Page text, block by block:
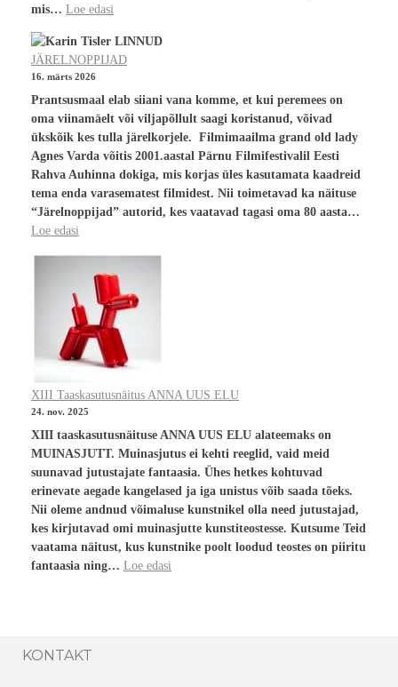
mis… Loe edasi
JÄRELNOPPIJAD
16. märts 2026
Prantsusmaal elab siiani vana komme, et kui peremees on
oma viinamäelt või viljapõllult saagi koristanud, võivad
ükskõik kes tulla järelkorjele. Filmimaailma grand old lady
Agnes Varda võitis 2001.aastal Pärnu Filmifestivalil Eesti
Rahva Auhinna dokiga, mis korjas üles kasutamata kaadreid
tema enda varasematest filmidest. Nii toimetavad ka näituse
“Järelnoppijad” autorid, kes vaatavad tagasi oma 80 aasta…
Loe edasi
XIII Taaskasutusnäitus ANNA UUS ELU
24. nov. 2025
XIII taaskasutusnäituse ANNA UUS ELU alateemaks on
MUINASJUTT. Muinasjutus ei kehti reeglid, vaid meid
suunavad jutustajate fantaasia. Ühes hetkes kohtuvad
erinevate aegade kangelased ja iga unistus võib saada tõeks.
Nii oleme andnud võimaluse kunstnikel olla need jutustajad,
kes kirjutavad omi muinasjutte kunstiteostesse. Kutsume Teid
vaatama näitust, kus kunstnike poolt loodud teostes on piiritu
fantaasia ning… Loe edasi
KONTAKT